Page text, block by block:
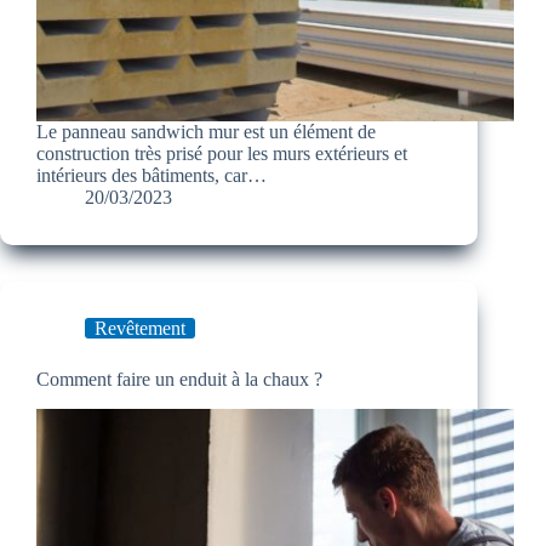
Le panneau sandwich mur est un élément de
construction très prisé pour les murs extérieurs et
intérieurs des bâtiments, car…
20/03/2023
Revêtement
Comment faire un enduit à la chaux ?